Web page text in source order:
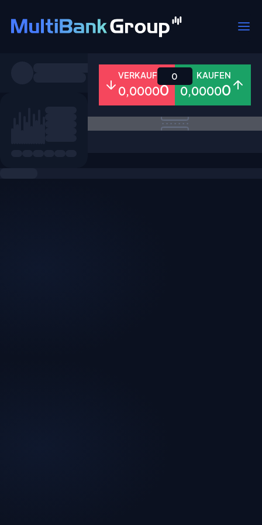
Alle Forex Metalle Aktien
VERKAUFEN
0,00000
KAUFEN
0,00000
0